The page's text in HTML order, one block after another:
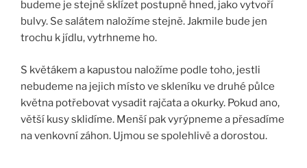
budeme je stejně sklízet postupně hned, jako vytvoří
bulvy. Se salátem naložíme stejně. Jakmile bude jen
trochu k jídlu, vytrhneme ho.
S květákem a kapustou naložíme podle toho, jestli
nebudeme na jejich místo ve skleníku ve druhé půlce
května potřebovat vysadit rajčata a okurky. Pokud ano,
větší kusy sklidíme. Menší pak vyrýpneme a přesadíme
na venkovní záhon. Ujmou se spolehlivě a dorostou.